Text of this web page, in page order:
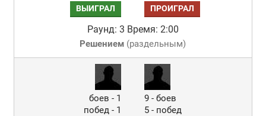
ВЫИГРАЛ ПРОИГРАЛ
Раунд: 3 Время: 2:00
Решением (раздельным)
боев - 1
побед - 1
9 - боев
5 - побед